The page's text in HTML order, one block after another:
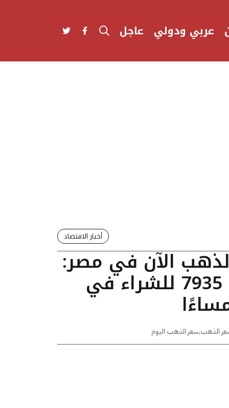
عربي ودولي عاجل
أخبار الاقتصاد
الآن في مصر:
عيار 24 يسجل 7935 للشراء في
الذهب,سعر الذهب اليوم